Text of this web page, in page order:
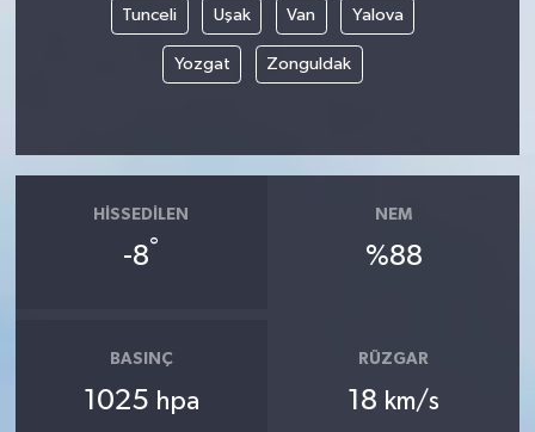
Tunceli Uşak Van Yalova
Yozgat Zonguldak
HISSEDILEN
-8°
NEM
%88
BASINÇ
1025 hpa
RÜZGAR
18 km/s